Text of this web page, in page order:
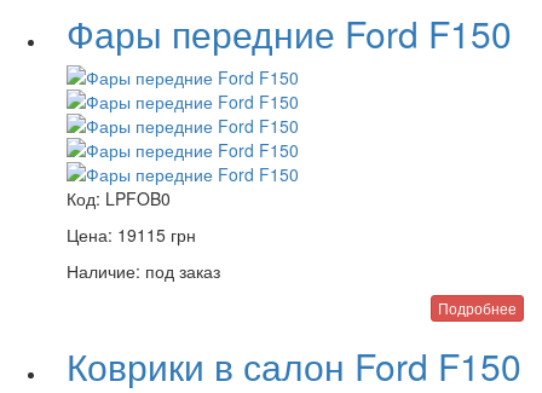
Фары передние Ford F150
Код: LPFOB0
Цена: 19115 грн
Наличие: под заказ
Подробнее
Коврики в салон Ford F150